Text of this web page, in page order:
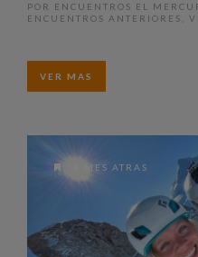
POR ENCUENTROS EL
ENCUENTROS ANTERIORES
VER MAS
1 MES ATRAS